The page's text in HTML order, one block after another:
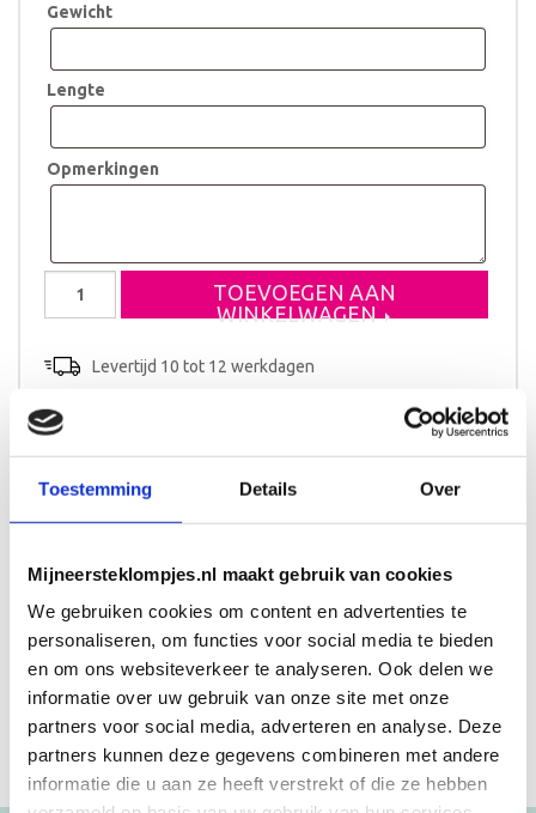
Toestemming Details Over
Mijneersteklompjes.nl maakt gebruik van cookies
We gebruiken cookies om content en advertenties te
personaliseren, om functies voor social media te bieden
en om ons websiteverkeer te analyseren. Ook delen we
informatie over uw gebruik van onze site met onze
partners voor social media, adverteren en analyse. Deze
partners kunnen deze gegevens combineren met andere
informatie die u aan ze heeft verstrekt of die ze hebben
Gewicht
Lengte
Opmerkingen
TOEVOEGEN AAN
WINKELWAGEN
Levertijd 10 tot 12 werkdagen
Klompjes met als basis kleur wit hierop zijn strepen
geschilderd één klompje heeft zwarte strepen en de
andere heeft blauwe streepjes met een bruine voorkant,
geboorteklompje